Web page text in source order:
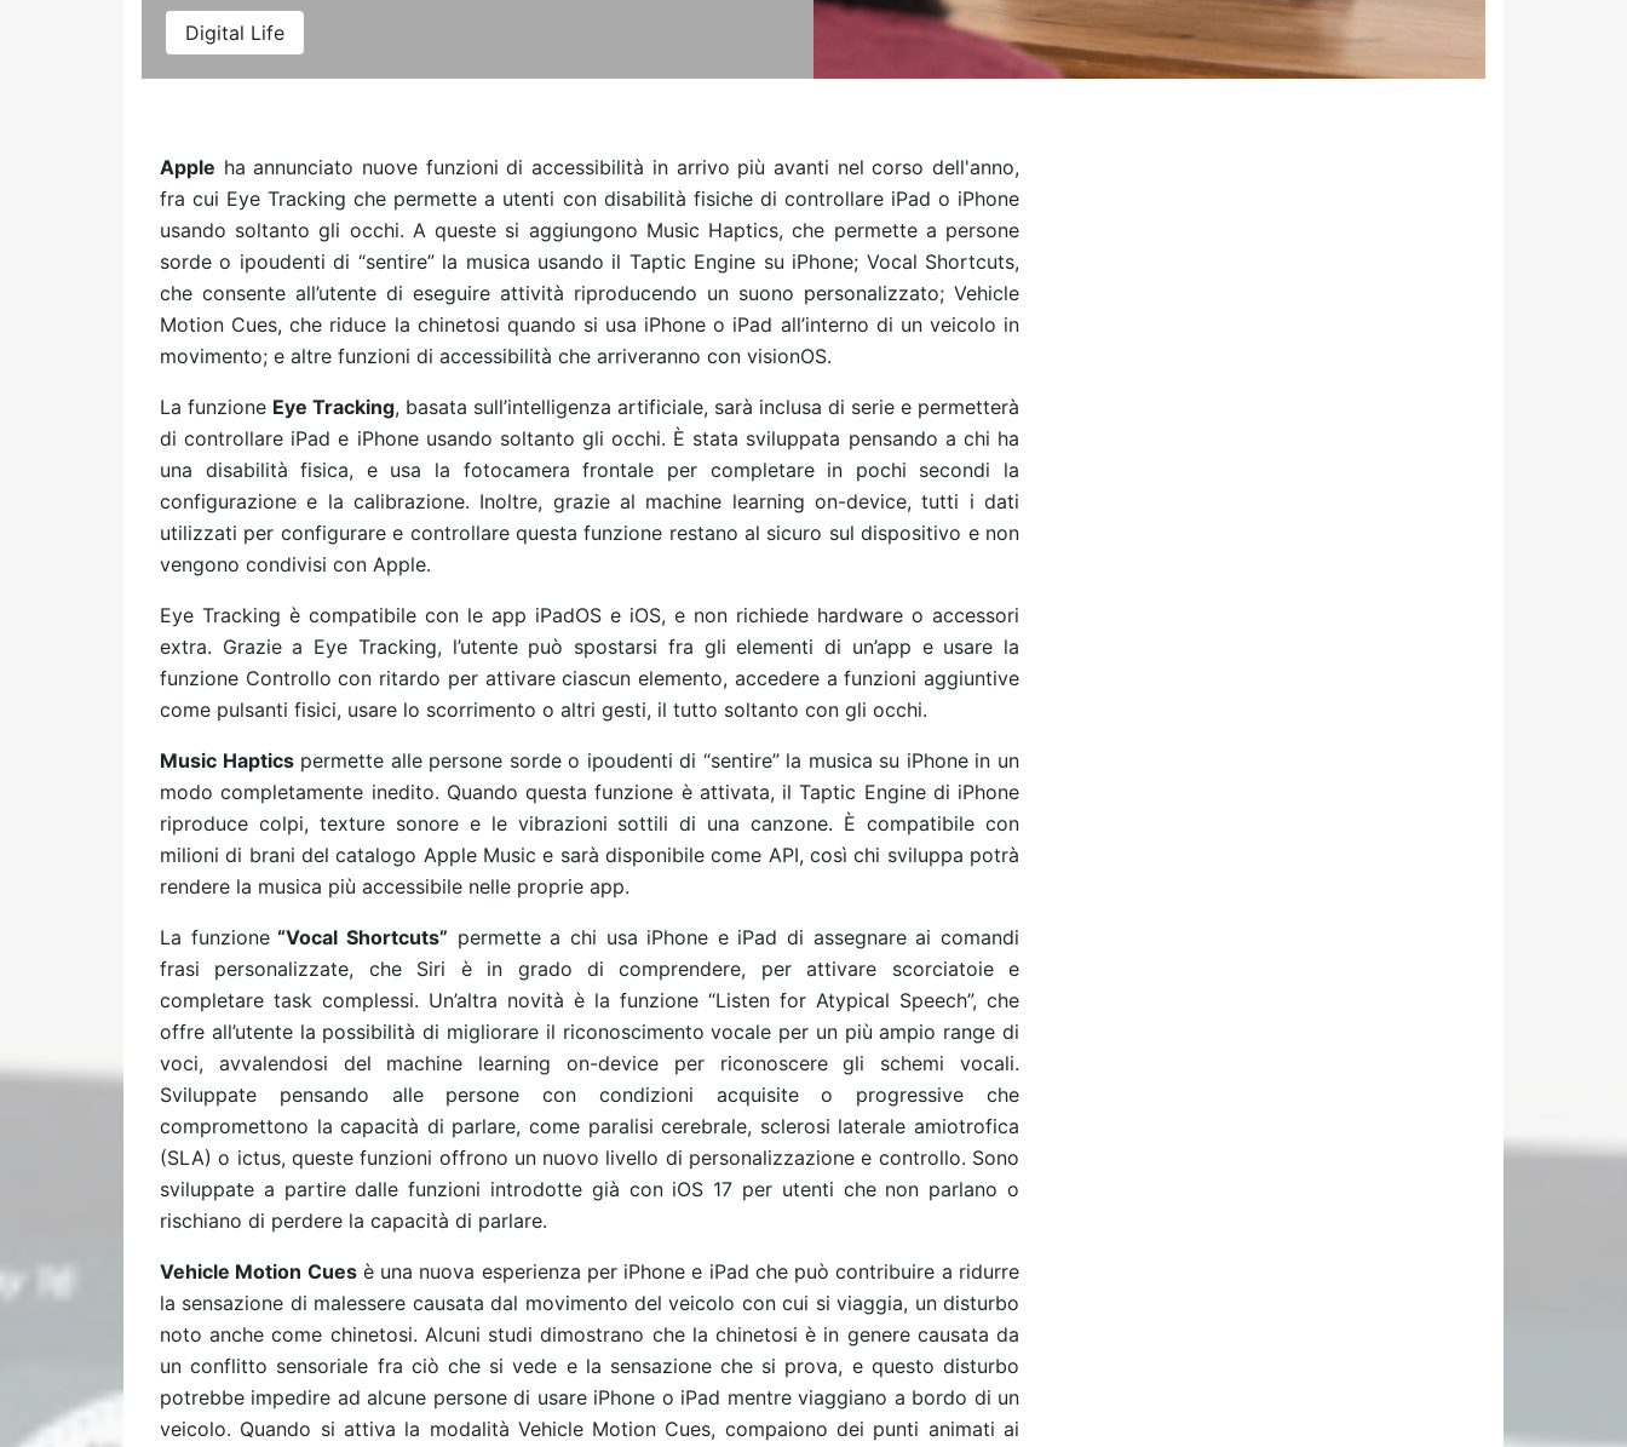
Digital Life
Apple ha annunciato nuove funzioni di accessibilità in arrivo più avanti nel corso dell'anno,
fra cui Eye Tracking che permette a utenti con disabilità fisiche di controllare iPad o iPhone
usando soltanto gli occhi. A queste si aggiungono Music Haptics, che permette a persone
sorde o ipoudenti di “sentire” la musica usando il Taptic Engine su iPhone; Vocal Shortcuts,
che consente all’utente di eseguire attività riproducendo un suono personalizzato; Vehicle
Motion Cues, che riduce la chinetosi quando si usa iPhone o iPad all’interno di un veicolo in
movimento; e altre funzioni di accessibilità che arriveranno con visionOS.
La funzione Eye Tracking, basata sull’intelligenza artificiale, sarà inclusa di serie e permetterà
di controllare iPad e iPhone usando soltanto gli occhi. È stata sviluppata pensando a chi ha
una disabilità fisica, e usa la fotocamera frontale per completare in pochi secondi la
configurazione e la calibrazione. Inoltre, grazie al machine learning on-device, tutti i dati
utilizzati per configurare e controllare questa funzione restano al sicuro sul dispositivo e non
vengono condivisi con Apple.
Eye Tracking è compatibile con le app iPadOS e iOS, e non richiede hardware o accessori
extra. Grazie a Eye Tracking, l’utente può spostarsi fra gli elementi di un’app e usare la
funzione Controllo con ritardo per attivare ciascun elemento, accedere a funzioni aggiuntive
come pulsanti fisici, usare lo scorrimento o altri gesti, il tutto soltanto con gli occhi.
Music Hapticspermette alle persone sorde o ipoudenti di “sentire” la musica su iPhone in un
modo completamente inedito. Quando questa funzione è attivata, il Taptic Engine di iPhone
riproduce colpi, texture sonore e le vibrazioni sottili di una canzone. È compatibile con
milioni di brani del catalogo Apple Music e sarà disponibile come API, così chi sviluppa potrà
rendere la musica più accessibile nelle proprie app.
La funzione“Vocal Shortcuts” permette a chi usa iPhone e iPad di assegnare ai comandi
frasi personalizzate, che Siri è in grado di comprendere, per attivare scorciatoie e
completare task complessi. Un’altra novità è la funzione “Listen for Atypical Speech”, che
offre all’utente la possibilità di migliorare il riconoscimento vocale per un più ampio range di
voci, avvalendosi del machine learning on-device per riconoscere gli schemi vocali.
Sviluppate pensando alle persone con condizioni acquisite o progressive che
compromettono la capacità di parlare, come paralisi cerebrale, sclerosi laterale amiotrofica
(SLA) o ictus, queste funzioni offrono un nuovo livello di personalizzazione e controllo. Sono
sviluppate a partire dalle funzioni introdotte già con iOS 17 per utenti che non parlano o
rischiano di perdere la capacità di parlare.
Vehicle Motion Cuesè una nuova esperienza per iPhone e iPad che può contribuire a ridurre
la sensazione di malessere causata dal movimento del veicolo con cui si viaggia, un disturbo
noto anche come chinetosi. Alcuni studi dimostrano che la chinetosi è in genere causata da
un conflitto sensoriale fra ciò che si vede e la sensazione che si prova, e questo disturbo
potrebbe impedire ad alcune persone di usare iPhone o iPad mentre viaggiano a bordo di un
veicolo. Quando si attiva la modalità Vehicle Motion Cues, compaiono dei punti animati ai